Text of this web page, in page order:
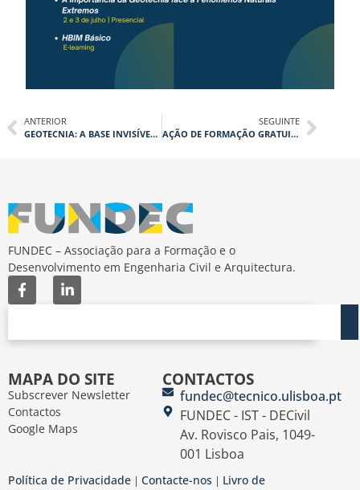
ANTERIOR
GEOTECNIA: A BASE INVISÍVEL DA SEGURANÇA E RESILIÊNCIA DAS INFRAESTRUTURAS
SEGUINTE
AÇÃO DE FORMAÇÃO GRATUITA SOBRE “ESTRUTURAS DE EDIFÍCIOS ‘FOR DUMMIES'”
FUNDEC – Associação para a Formação e o
Desenvolvimento em Engenharia Civil e Arquitectura.
MAPA DO SITE
Subscrever Newsletter
Contactos
Google Maps
CONTACTOS
fundec@tecnico.ulisboa.pt
FUNDEC - IST - DECivil
Av. Rovisco Pais, 1049-
001 Lisboa
Política de Privacidade | Contacte-nos | Livro de